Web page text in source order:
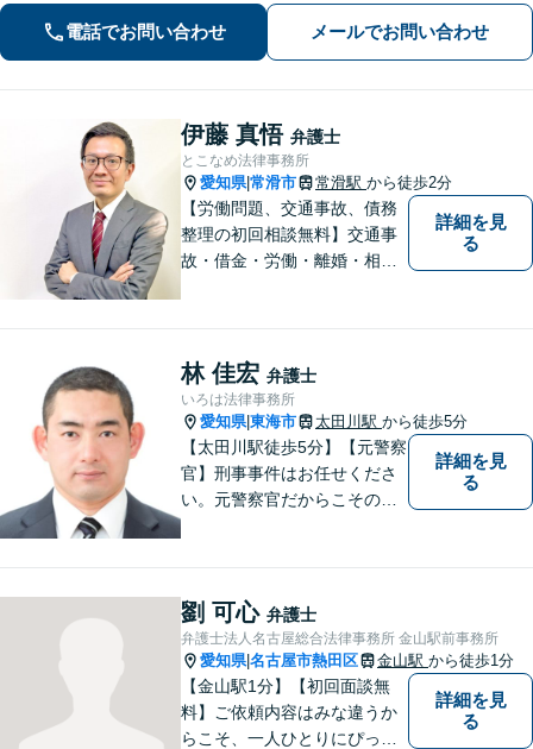
るか悩む前にまずはご相談ください。
電話でお問い合わせ メールでお問い合わせ
伊藤 真悟 弁護士
とこなめ法律事務所
愛知県|常滑市 常滑駅 から徒歩2分
【労働問題、交通事故、債務
整理の初回相談無料】交通事
故・借金・労働・離婚・相続
町、東浦町、美浜町、南知多
町などでお困りの方がいまし
たらすぐにご相談ください。
詳細を見
る
林 佳宏 弁護士
いろは法律事務所
愛知県|東海市 太田川駅 から徒歩5分
【太田川駅徒歩5分】【元警察
官】刑事事件はお任せくださ
い。元警察官だからこその視
ることはございません。元警
察官の経験を活かした交通事
故事案対応もいたします。
詳細を見
る
劉 可心 弁護士
弁護士法人名古屋総合法律事務所 金山駅前事務所
愛知県|名古屋市熱田区 金山駅 から徒歩1分
【金山駅1分】【初回面談無
料】ご依頼内容はみな違うか
らこそ、一人ひとりにぴった
詳細を見
る